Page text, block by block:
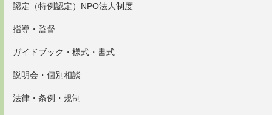
認定（特例認定）NPO法人制度
指導・監督
ガイドブック・様式・書式
説明会・個別相談
法律・条例・規制